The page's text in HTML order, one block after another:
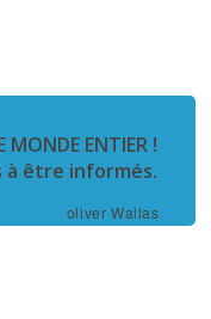
MONDE ENTIER !
à être informés.
oliver Wallas